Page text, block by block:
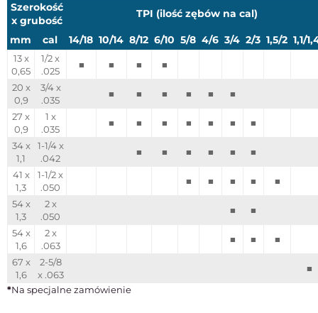
Szerokość
x grubość
TPI (ilość zębów na cal)
mm cal 14/18 10/14 8/12 6/10 5/8 4/6 3/4 2/3 1,5/2 1,1/
13 x
0,65
1/2 x
.025
■ ■ ■
■
20 x
0,9
3/4 x
.035
■ ■ ■ ■ ■
■
27 x
0,9
1 x
.035
■ ■ ■ ■ ■ ■
■
34 x
1,1
1-1/4 x
.042
■ ■ ■ ■ ■
■
41 x
1,3
1-1/2 x
.050
■ ■ ■ ■
■
54 x
1,3
2 x
.050
■
■
54 x
1,6
2 x
.063
■ ■
■
67 x
1,6
2-5/8
x .063
■
*Na specjalne zamówienie